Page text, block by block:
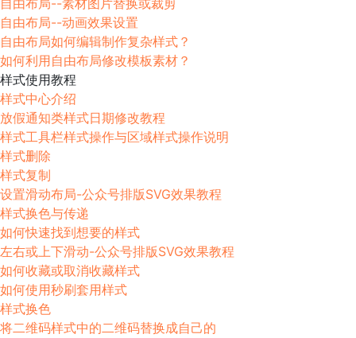
自由布局--素材图片替换或裁剪
自由布局--动画效果设置
自由布局如何编辑制作复杂样式？
如何利用自由布局修改模板素材？
样式使用教程
样式中心介绍
放假通知类样式日期修改教程
样式工具栏样式操作与区域样式操作说明
样式删除
样式复制
设置滑动布局-公众号排版SVG效果教程
样式换色与传递
如何快速找到想要的样式
左右或上下滑动-公众号排版SVG效果教程
如何收藏或取消收藏样式
如何使用秒刷套用样式
样式换色
将二维码样式中的二维码替换成自己的